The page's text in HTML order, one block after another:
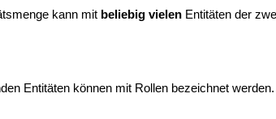
kann mit beliebig vielenEntitäten der
Entitäten können mit Rollen bezeichnet werden.